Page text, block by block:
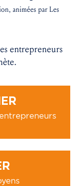
animées par Les
entrepreneurs